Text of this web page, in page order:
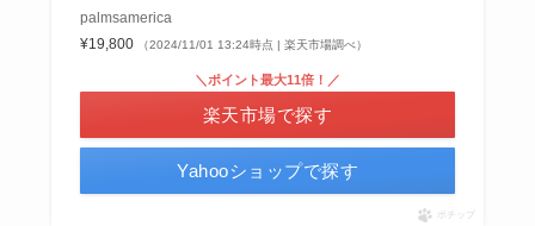
palmsamerica
¥19,800
（2024/11/01 13:24時点 | 楽天市場調べ）
＼ポイント最大11倍！／
楽天市場で探す
Yahooショップで探す
ポチップ